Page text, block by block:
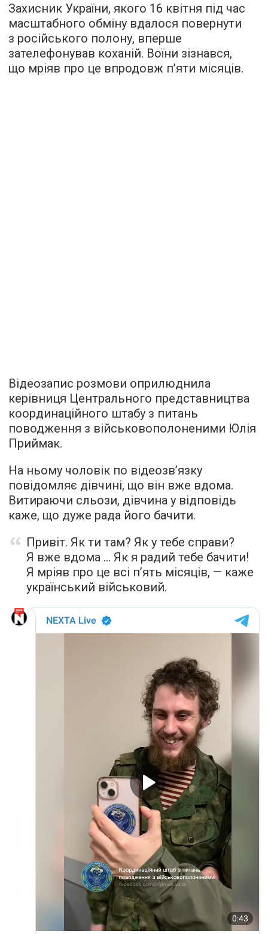
Захисник України, якого 16 квітня під час
масштабного обміну вдалося повернути
з російського полону, вперше
зателефонував коханій. Воїни зізнався,
що мріяв про це впродовж п’яти місяців.
Відеозапис розмови оприлюднила
керівниця Центрального представництва
координаційного штабу з питань
поводження з військовополоненими Юлія
Приймак.
На ньому чоловік по відеозв’язку
повідомляє дівчині, що він вже вдома.
Витираючи сльози, дівчина у відповідь
каже, що дуже рада його бачити.
Привіт. Як ти там? Як у тебе справи?
Я вже вдома … Як я радий тебе бачити!
Я мріяв про це всі п’ять місяців, — каже
український військовий.